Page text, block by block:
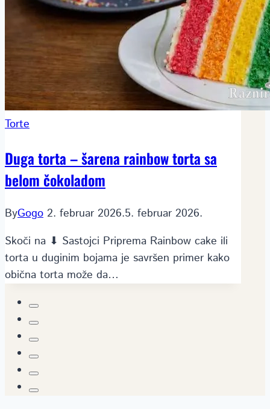
Torte
Duga torta – šarena rainbow torta sa
belom čokoladom
ByGogo 2. februar 2026.5. februar 2026.
Skoči na ⬇ Sastojci Priprema Rainbow cake ili
torta u duginim bojama je savršen primer kako
obična torta može da…